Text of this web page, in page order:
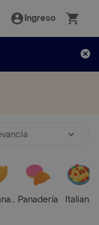
Ingreso
Panadería Italiana